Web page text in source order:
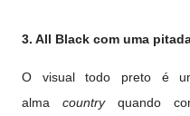
3. All Black com uma
O visual todo preto é
alma countryquando